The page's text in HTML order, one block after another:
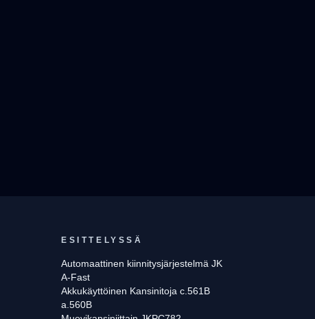
ESITTELYSSÄ
Automaattinen kiinnitysjärjestelmä JK
A-Fast
Akkukäyttöinen Kansinitoja c.561B
a.560B